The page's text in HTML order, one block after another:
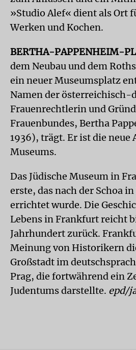
»Studio Alef« dient als Ort
Werken und Kochen.
BERTHA-PAPPENHEIM-
dem Neubau und dem
ein neuer Museumsplatz
Namen der österreichisch-
Frauenrechtlerin und
Frauenbundes, Bertha
1936), trägt. Er ist die neue
Museums.
Das Jüdische Museum in
erste, das nach der Schoa
errichtet wurde. Die
Lebens in Frankfurt reicht
Jahrhundert zurück.
Meinung von Historikern
Großstadt im
Prag, die fortwährend ein
Judentums darstellte. epd/